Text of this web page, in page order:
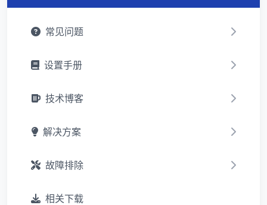
常见问题
设置手册
技术博客
解决方案
故障排除
相关下载